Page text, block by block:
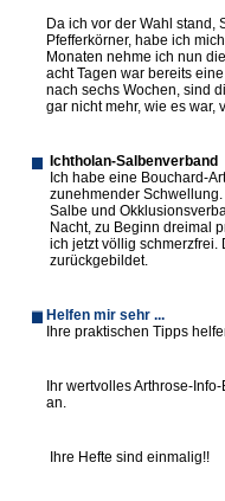
Da ich vor der Wahl stand,
Pfefferkörner, habe ich
Monaten nehme ich nun
acht Tagen war bereits
nach sechs Wochen, sind
gar nicht mehr, wie es war,
Ichtholan-Salbenverband
Ich habe eine Bouchard-
zunehmender
Salbe und
Nacht, zu Beginn dreimal
ich jetzt völlig schmerzfrei.
zurückgebildet.
Helfen mir sehr ...
Ihre praktischen Tipps
Ihr wertvolles Arthrose-
an.
Ihre Hefte sind einmalig!!